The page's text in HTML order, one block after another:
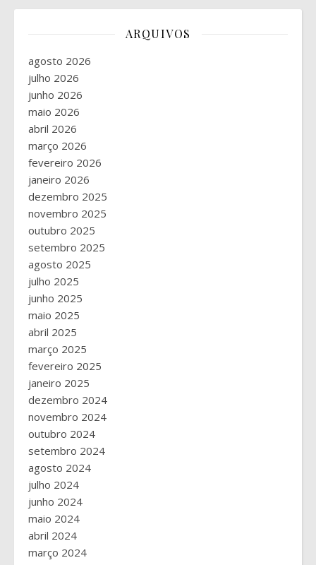
ARQUIVOS
agosto 2026
julho 2026
junho 2026
maio 2026
abril 2026
março 2026
fevereiro 2026
janeiro 2026
dezembro 2025
novembro 2025
outubro 2025
setembro 2025
agosto 2025
julho 2025
junho 2025
maio 2025
abril 2025
março 2025
fevereiro 2025
janeiro 2025
dezembro 2024
novembro 2024
outubro 2024
setembro 2024
agosto 2024
julho 2024
junho 2024
maio 2024
abril 2024
março 2024